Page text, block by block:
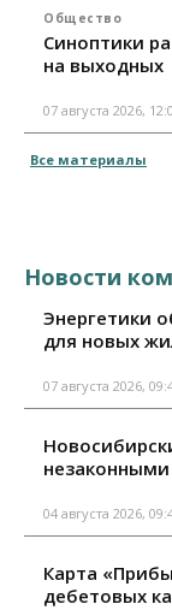
Общество
Синоптики
на выходных
07 августа 2026,
Все материалы
Новости
Энергетики
для новых
07 августа 2026,
04 августа 2026,
Карта
дебетовых